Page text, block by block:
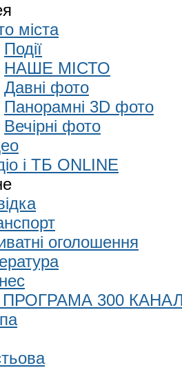
міста
Події
НАШЕ МІСТО
Давні фото
Панорамні 3D фото
Вечірні фото
і ТБ ONLINE
оголошення
ПРОГРАМА 300